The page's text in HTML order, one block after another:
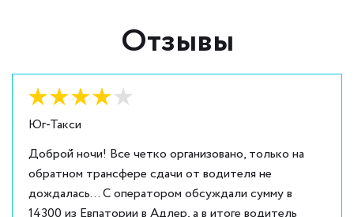
Отзывы
Юг-Такси
Оценка: 4
Доброй ночи! Все четко организовано, только на
обратном трансфере сдачи от водителя не
дождалась... С оператором обсуждали сумму в